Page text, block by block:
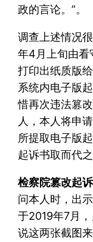
政的言论。”。
调查上述情况
年4月上旬由看
打印出纸质版
系统内电子版
惜再次违法篡
人，本人将申
所提取电子版
起诉书取而代
检察院篡改起
问本人时，出
于2019年7月
说这两张截图